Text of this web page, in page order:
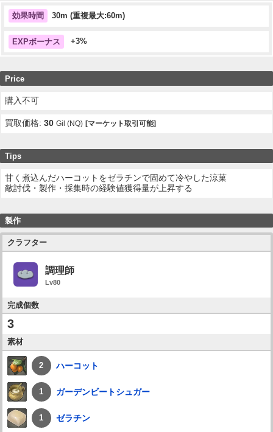
効果時間 30m (重複最大:60m)
EXPボーナス +3%
Price
購入不可
買取価格:30 Gil (NQ) [マーケット取引可能]
Tips
甘く煮込んだハーコットをゼラチンで固めて冷やした涼菓
敵討伐・製作・採集時の経験値獲得量が上昇する
製作
クラフター
調理師
Lv80
完成個数
3
素材
2 ハーコット
1 ガーデンビートシュガー
1 ゼラチン